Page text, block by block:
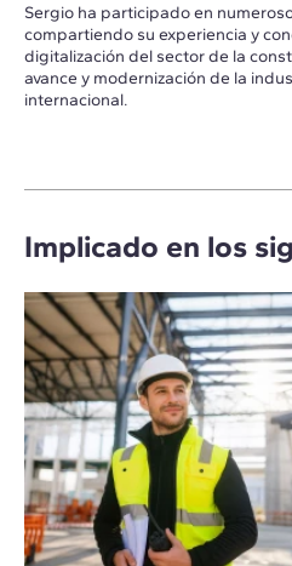
Sergio ha participado en
compartiendo su experiencia y
digitalización del sector de la
avance y modernización de la
internacional.
Implicado en los